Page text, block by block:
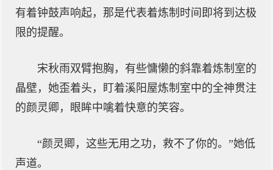
有着钟鼓声响起，那是代表着炼制时间即将到达极
限的提醒。
宋秋雨双臂抱胸，有些慵懒的斜靠着炼制室的
晶壁，她歪着头，盯着溪阳屋炼制室中的全神贯注
的颜灵卿，眼眸中噙着快意的笑容。
“颜灵卿，这些无用之功，救不了你的。”她低
声道。